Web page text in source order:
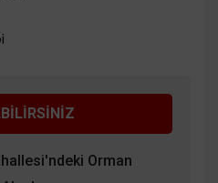
Orman